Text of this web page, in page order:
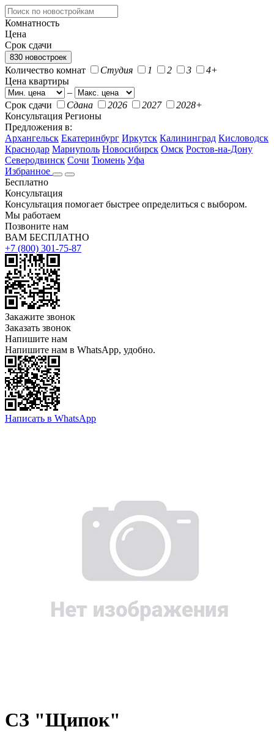
Комнатность
Цена
Срок сдачи
830 новостроек
Количество комнат Студия 1 2 3
4+
Цена квартиры
–
Срок сдачи
Сдана 2026 2027
2028+
Консультация Регионы
Предложения в:
Архангельск Екатеринбург Иркутск Калининград Кисловодск
Краснодар Мариуполь Новосибирск Омск Ростов-на-Дону
Северодвинск Сочи Тюмень Уфа
Избранное
Бесплатно
Консультация
Консультация помогает быстрее определиться с выбором.
Мы работаем
Позвоните нам
ВАМ БЕСПЛАТНО
+7 (800) 301-75-87
Закажите звонок
Заказать звонок
Напишите нам
Напишите нам в WhatsApp, удобно.
Написать в WhatsApp
СЗ "Щипок"